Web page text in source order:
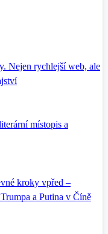
Nejen rychlejší web, ale
místopis a
kroky vpřed –
a Putina v Číně